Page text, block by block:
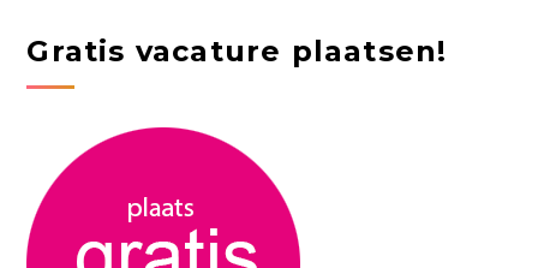
Gratis vacature plaatsen!